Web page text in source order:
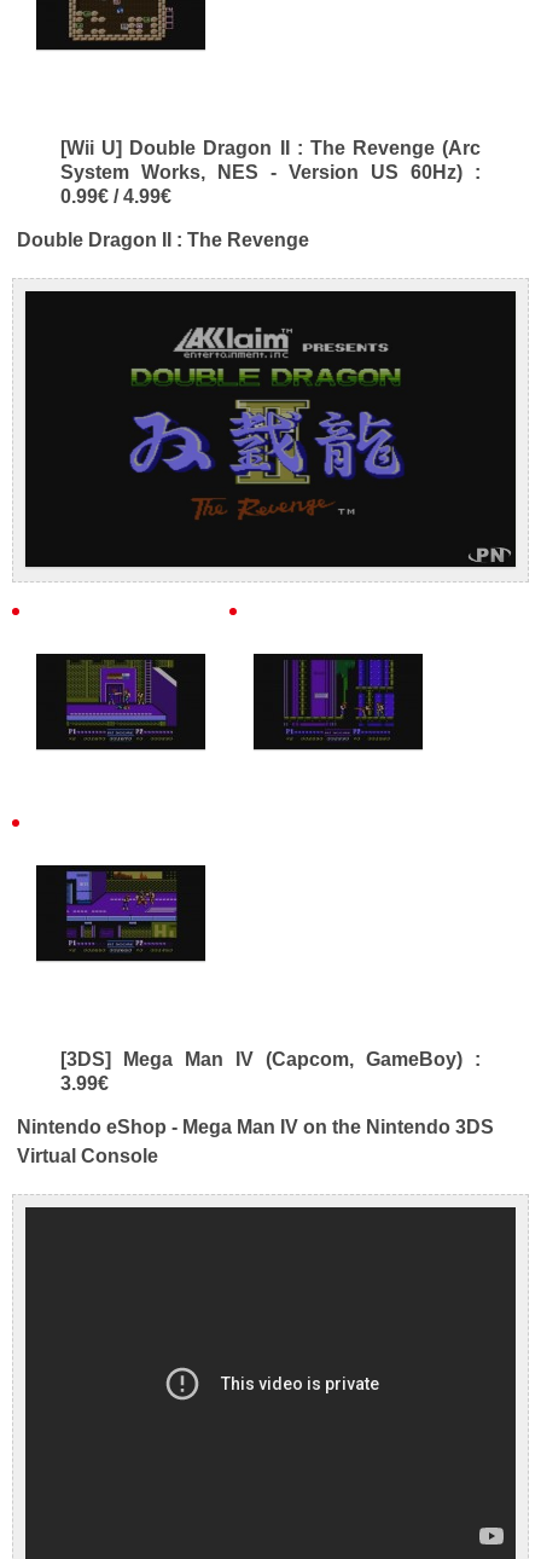
[Wii U] Double Dragon II : The Revenge (Arc
System Works, NES - Version US 60Hz) :
0.99€ / 4.99€
Double Dragon II : The Revenge
[3DS] Mega Man IV (Capcom, GameBoy) :
3.99€
Nintendo eShop - Mega Man IV on the Nintendo 3DS
Virtual Console